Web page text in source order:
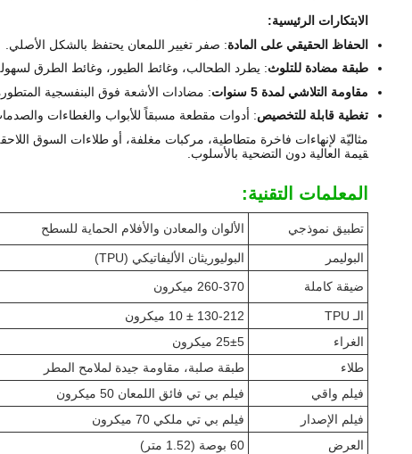
الابتكارات الرئيسية:
الحفاظ الحقيقي على المادة: صفر تغيير اللمعان يحتفظ بالشكل الأصلي.
طبقة مضادة للتلوث: يطرد الطحالب، وغائط الطيور، وغائط الطرق
مقاومة التلاشي لمدة 5 سنوات
: مضادات الأشعة فوق البنفسجية
تغطية قابلة للتخصيص: أدوات مقطعة مسبقاً للأبواب والغطاءات
مثاليّة لإنهاءات فاخرة متطاطية، مركبات مغلفة، أو طلاءات السوق
قيمة العالية دون التضحية بالأسلوب.
المعلمات التقنية:
تطبيق نموذجي الألوان والمعادن والأفلام الحماية للسطح
البوليمر
البوليوريثان الأليفاتيكي (TPU)
ضيقة كاملة
260-370 ميكرون
الـ TPU 130-212 ± 10 ميكرون
الغراء
25±5 ميكرون
طلاء
طبقة صلبة، مقاومة جيدة لملامح المطر
فيلم واقي
فيلم بي تي فائق اللمعان 50 ميكرون
فيلم الإصدار
فيلم بي تي ملكي 70 ميكرون
العرض
60 بوصة (1.52 متر)